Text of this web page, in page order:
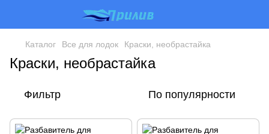
Каталог Все для лодок Краски, необрастайка
Краски, необрастайка
Фильтр По популярности